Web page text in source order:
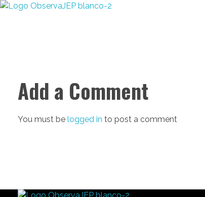
Add a Comment
You must be logged in to post a comment